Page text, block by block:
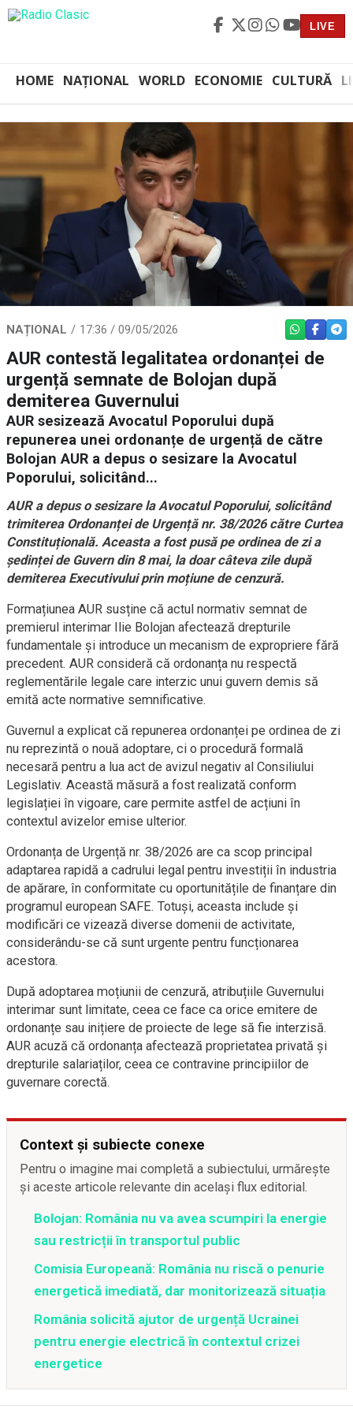
LIVE
HOME NAȚIONAL WORLD ECONOMIE CULTURĂ
NAȚIONAL 17:36 / 09/05/2026 WHATSAPP
AUR contestă legalitatea ordonanței de
urgență semnate de Bolojan după
demiterea Guvernului
AUR sesizează Avocatul Poporului după
repunerea unei ordonanțe de urgență de către
Bolojan AUR a depus o sesizare la Avocatul
Poporului, solicitând...
AUR a depus o sesizare la Avocatul Poporului, solicitând
trimiterea Ordonanței de Urgență nr. 38/2026 către Curtea
Constituțională. Aceasta a fost pusă pe ordinea de zi a
ședinței de Guvern din 8 mai, la doar câteva zile după
demiterea Executivului prin moțiune de cenzură.
Formațiunea AUR susține că actul normativ semnat de
premierul interimar Ilie Bolojan afectează drepturile
fundamentale și introduce un mecanism de expropriere fără
precedent. AUR consideră că ordonanța nu respectă
reglementările legale care interzic unui guvern demis să
emită acte normative semnificative.
Guvernul a explicat că repunerea ordonanței pe ordinea de zi
nu reprezintă o nouă adoptare, ci o procedură formală
necesară pentru a lua act de avizul negativ al Consiliului
Legislativ. Această măsură a fost realizată conform
legislației în vigoare, care permite astfel de acțiuni în
contextul avizelor emise ulterior.
Ordonanța de Urgență nr. 38/2026 are ca scop principal
adaptarea rapidă a cadrului legal pentru investiții în industria
de apărare, în conformitate cu oportunitățile de finanțare din
programul european SAFE. Totuși, aceasta include și
modificări ce vizează diverse domenii de activitate,
considerându-se că sunt urgente pentru funcționarea
acestora.
După adoptarea moțiunii de cenzură, atribuțiile Guvernului
interimar sunt limitate, ceea ce face ca orice emitere de
ordonanțe sau inițiere de proiecte de lege să fie interzisă.
AUR acuză că ordonanța afectează proprietatea privată și
drepturile salariaților, ceea ce contravine principiilor de
guvernare corectă.
Context și subiecte conexe
Pentru o imagine mai completă a subiectului, urmărește
și aceste articole relevante din același flux editorial.
Bolojan: România nu va avea scumpiri la energie
sau restricții în transportul public
Comisia Europeană: România nu riscă o penurie
energetică imediată, dar monitorizează situația
România solicită ajutor de urgență Ucrainei
pentru energie electrică în contextul crizei
energetice